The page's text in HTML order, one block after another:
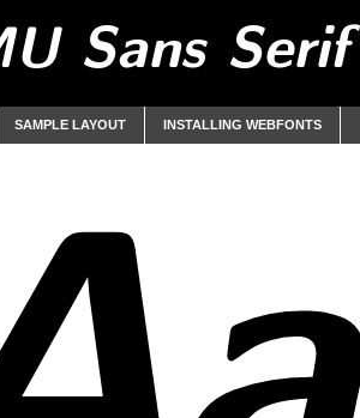
Sans
SAMPLE LAYOUT INSTALLING WEBFONTS